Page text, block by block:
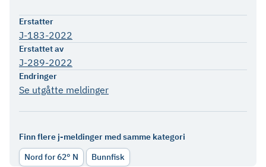
Erstatter
J-183-2022
Erstattet av
J-289-2022
Endringer
Se utgåtte meldinger
Finn flere j-meldinger med samme kategori
Nord for 62° N
Bunnfisk